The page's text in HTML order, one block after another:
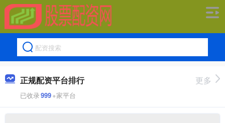
正规配资平台排行
已收录999+家平台
更多